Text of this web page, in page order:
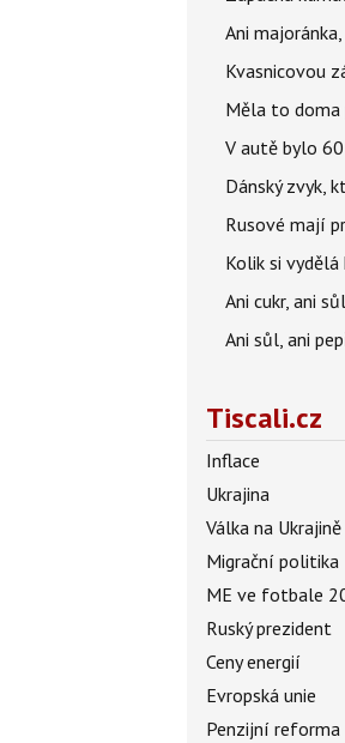
Ani
Kvasnicovou
Měla to doma
V autě bylo
Dánský zvyk,
Rusové mají
Kolik si
Ani cukr, ani
Ani sůl, ani
Tiscali.cz
Inflace
Ukrajina
Válka na Ukrajině
Migrační politika
ME ve fotbale
Ruský prezident
Ceny energií
Evropská unie
Penzijní reforma